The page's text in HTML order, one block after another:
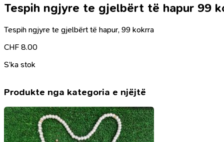
Tespih ngjyre te gjelbërt të hapur 99
Tespih ngjyre te gjelbërt të hapur, 99 kokrra
CHF 8.00
S’ka stok
Produkte nga kategoria e njëjtë